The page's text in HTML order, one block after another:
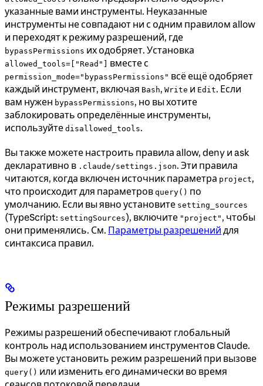
указанные вами инструменты. Неуказанные
инструменты не совпадают ни с одним правилом allow
и переходят к режиму разрешений, где
bypassPermissions их одобряет. Установка
allowed_tools=["Read"] вместе с
permission_mode="bypassPermissions" всё ещё одобряет
каждый инструмент, включая Bash, Write и Edit. Если
вам нужен bypassPermissions, но вы хотите
заблокировать определённые инструменты,
используйте disallowed_tools.
Вы также можете настроить правила allow, deny и ask
декларативно в .claude/settings.json. Эти правила
читаются, когда включен источник параметра project,
что происходит для параметров query() по
умолчанию. Если вы явно установите setting_sources
(TypeScript: settingSources), включите "project" , чтобы
они применялись. См. Параметры разрешений для
синтаксиса правил.
Режимы разрешений
Режимы разрешений обеспечивают глобальный
контроль над использованием инструментов Claude.
Вы можете установить режим разрешений при вызове
query() или изменить его динамически во время